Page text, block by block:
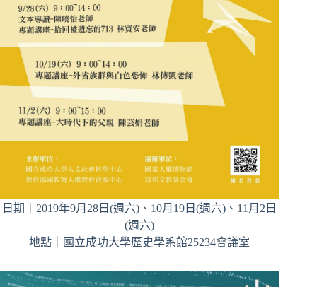
日期︱2019年9月28日(週六)、10月19日(週六)、11月2日
(週六)
地點｜國立成功大學歷史學系館25234會議室